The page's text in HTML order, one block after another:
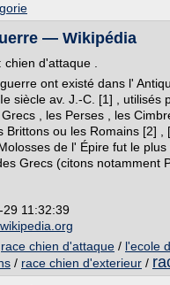
— Wikipédia
d'attaque .
ont existé dans l'
siècle av. J.-C. [1] , utilisés
, les Perses , les
Brittons ou les Romains [2] ,
de l' Épire fut le
Grecs (citons notamment
29 11:32:39
race chien d'attaque / l'ecole
/ race chien d'exterieur /